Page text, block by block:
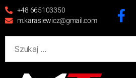
+48 665103350
m.karasiewicz@gmail.com